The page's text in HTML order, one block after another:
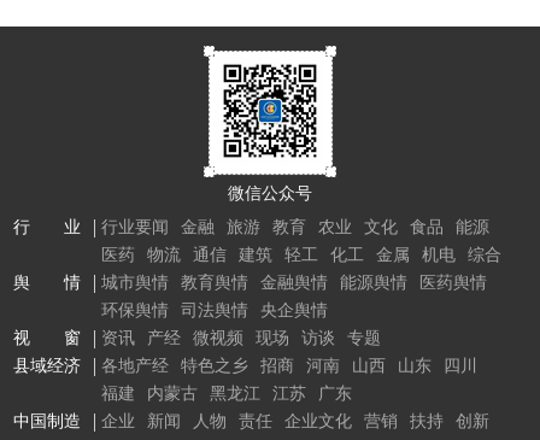
微信公众号
行 业
行业要闻 金融 旅游 教育 农业 文化 食品
能源
医药
物流 通信 建筑 轻工 化工 金属 机电
综合
舆 情
城市舆情 教育舆情 金融舆情 能源舆情
医药舆情
环保舆情
司法舆情
央企舆情
视 窗
资讯 产经 微视频 现场 访谈
专题
县域经济
各地产经 特色之乡 招商 河南 山西 山东
四川
福建
内蒙古 黑龙江 江苏
广东
中国制造
企业 新闻 人物 责任 企业文化 营销 扶持 创新